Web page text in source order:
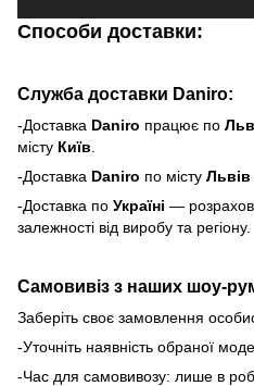
Способи доставки:
Служба доставки Daniro:
-Доставка Daniro працює по
місту Київ
-Доставка Daniro по місту Львів
-Доставка по Україні —
залежності від виробу та регіону.
Самовивіз з наших шоу-
Заберіть своє замовлення
-Уточніть наявність обраної
-Час для самовивозу: лише в